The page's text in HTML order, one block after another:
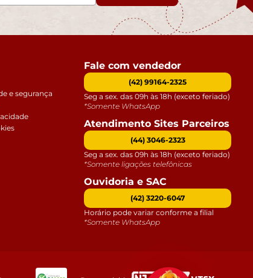
e segurança
Fale com vendedor
(42) 99164-2325
Seg a sex. das 09h às 18h (exceto feriado)
*Somente WhatsApp
Atendimento Sites Parceiros
(44) 3046-2323
Seg a sex. das 09h às 18h (exceto feriado)
*Somente ligações telefônicas
Ouvidoria e SAC
(42) 3220-6047
Horário pode variar conforme a filial
*Somente WhatsApp